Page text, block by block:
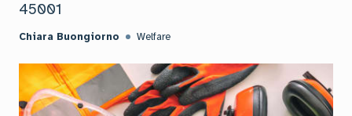
45001
Chiara Buongiorno Welfare